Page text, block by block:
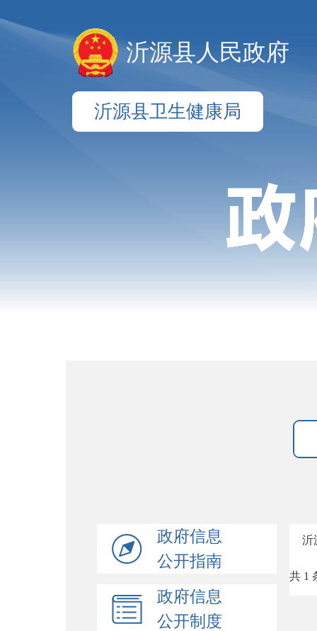
沂源县人民政府
沂源县卫生健康局
政府信息
公开指南
政府信息
公开制度
沂
共 1